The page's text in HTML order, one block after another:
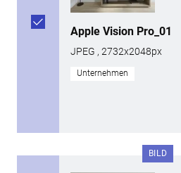
Apple Vision Pro_01
JPEG , 2732x2048px
Unternehmen
BILD